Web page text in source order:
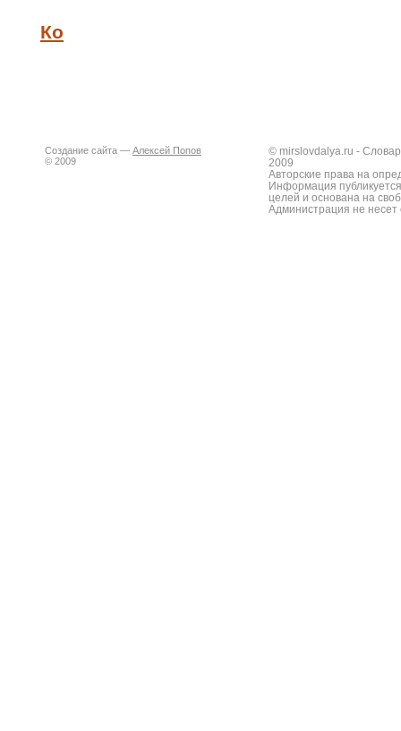
Ко
Создание сайта — Алексей Попов
© 2009
© mirslovdalya.ru -
2009
Авторские права на
Информация
целей и основана на
Администрация не несет